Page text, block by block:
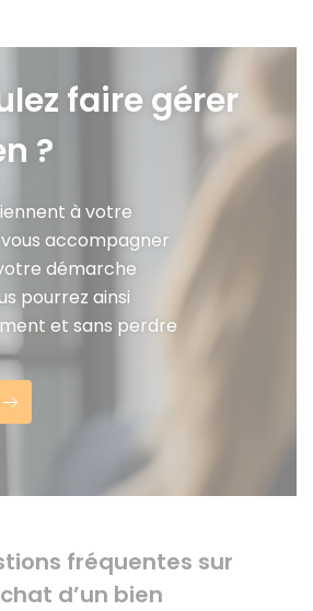
faire gérer
?
à votre
accompagner
démarche
pourrez ainsi
et sans perdre
fréquentes sur
d’un bien